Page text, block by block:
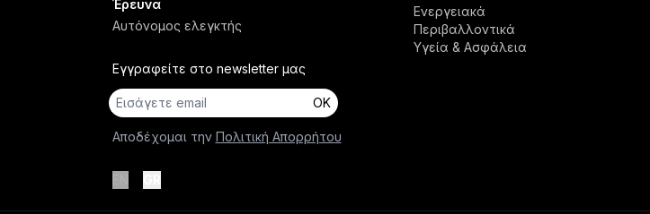
Έρευνα
Αυτόνομος ελεγκτής
Εγγραφείτε στο newsletter μας
OK
Αποδέχομαι την Πολιτική Απορρήτου
Ενεργειακά
Περιβαλλοντικά
Υγεία & Ασφάλεια